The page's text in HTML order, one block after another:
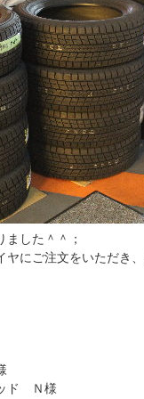
した＾＾；
にご注文をいただき
ド Ｎ様